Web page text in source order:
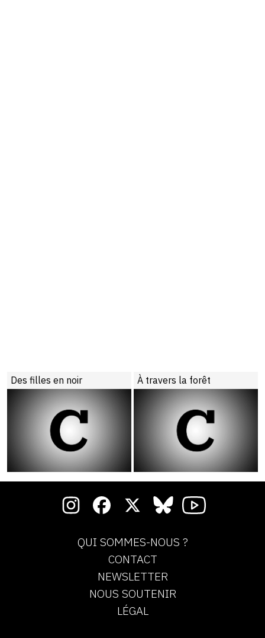
Des filles en noir À travers la forêt
QUI SOMMES-NOUS ?
CONTACT
NEWSLETTER
NOUS SOUTENIR
LÉGAL